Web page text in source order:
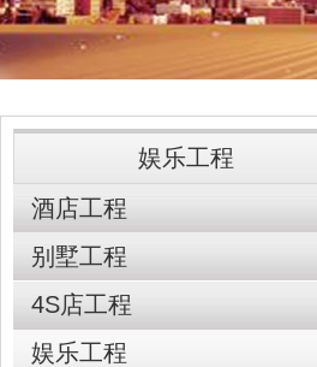
娱乐工程
酒店工程
别墅工程
4S店工程
娱乐工程